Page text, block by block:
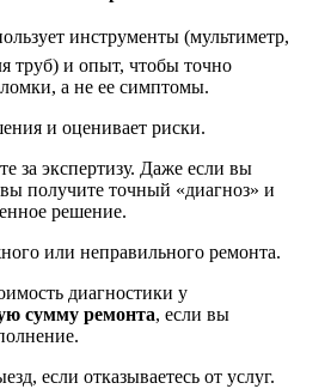
инструменты (мультиметр,
труб) и опыт, чтобы точно
а не ее симптомы.
и оценивает риски.
за экспертизу. Даже если вы
получите точный «диагноз» и
решение.
или неправильного ремонта.
диагностики у
сумму ремонта, если вы
если отказываетесь от услуг.